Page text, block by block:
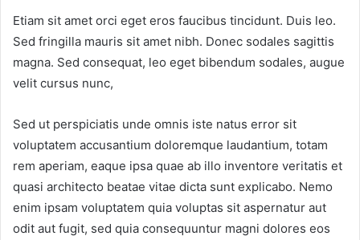
Etiam sit amet orci eget eros faucibus tincidunt. Duis leo.
Sed fringilla mauris sit amet nibh. Donec sodales sagittis
magna. Sed consequat, leo eget bibendum sodales, augue
velit cursus nunc,
Sed ut perspiciatis unde omnis iste natus error sit
voluptatem accusantium doloremque laudantium, totam
rem aperiam, eaque ipsa quae ab illo inventore veritatis et
quasi architecto beatae vitae dicta sunt explicabo. Nemo
enim ipsam voluptatem quia voluptas sit aspernatur aut
odit aut fugit, sed quia consequuntur magni dolores eos